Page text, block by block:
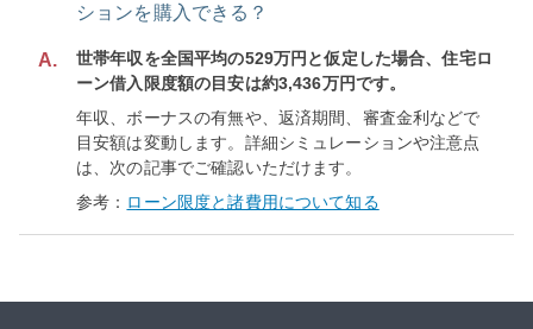
ションを購入できる？
A.
世帯年収を全国平均の529万円と仮定した場合、住宅ロ
ーン借入限度額の目安は約3,436万円です。
年収、ボーナスの有無や、返済期間、審査金利などで
目安額は変動します。詳細シミュレーションや注意点
は、次の記事でご確認いただけます。
参考： ローン限度と諸費用について知る